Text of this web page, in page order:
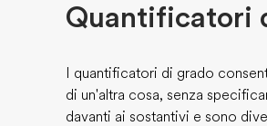
Quantificatori
I quantificatori di grado
di un'altra cosa, senza
davanti ai sostantivi e sono